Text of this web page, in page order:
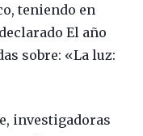
teniendo en
El año
sobre: «La luz:
investigadoras